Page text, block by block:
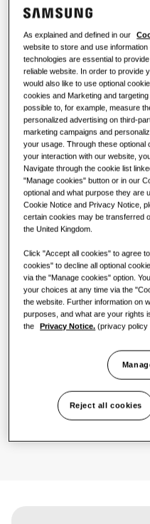
Придобивки од
Што е клима-уред
КОМЕРЦИЈАЛНИ
Хотели
Малопродажен
Ресторан
Канцеларија
Одржливост
One Samsung
Решенија за
Решенија за
РЕШЕНИЈА ЗА
Решенија за
Контроли
Производи
Ѕвезди меѓу
За Samsung
КАПАЦИТЕТ: 2.6KW
LSP канал
AC026BNLDKG/EU
Компатибилно со:
AC026RXADKG/EU
AC071RXADKG/EU
Достапен капацитет
2.6KW 3.5KW
Достапна моќност
As explained and defined in our
website to store and use
technologies are essential to
reliable website. In order to provide
would also like to use optional
cookies and Marketing and
possible to, for example, measure
personalized advertising on third-
marketing campaigns and
your usage. Through these optional
your interaction with our website,
Navigate through the cookie list
"Manage cookies" button or in our
optional and what purpose they are
Cookie Notice and Privacy Notice,
certain cookies may be transferred
the United Kingdom.
Click "Accept all cookies" to agree
cookies" to decline all optional
via the "Manage cookies" option.
your choices at any time via the
the website. Further information on
purposes, and what are your rights
the
Privacy Notice. (privacy policy
Reject all cookies